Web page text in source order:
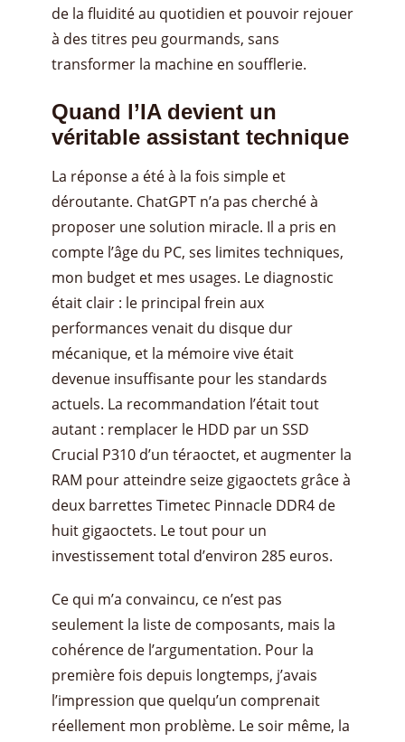
de la fluidité au quotidien et pouvoir rejouer
à des titres peu gourmands, sans
transformer la machine en soufflerie.
Quand l’IA devient un
véritable assistant technique
La réponse a été à la fois simple et
déroutante. ChatGPT n’a pas cherché à
proposer une solution miracle. Il a pris en
compte l’âge du PC, ses limites techniques,
mon budget et mes usages. Le diagnostic
était clair : le principal frein aux
performances venait du disque dur
mécanique, et la mémoire vive était
devenue insuffisante pour les standards
actuels. La recommandation l’était tout
autant : remplacer le HDD par un SSD
Crucial P310 d’un téraoctet, et augmenter la
RAM pour atteindre seize gigaoctets grâce à
deux barrettes Timetec Pinnacle DDR4 de
huit gigaoctets. Le tout pour un
investissement total d’environ 285 euros.
Ce qui m’a convaincu, ce n’est pas
seulement la liste de composants, mais la
cohérence de l’argumentation. Pour la
première fois depuis longtemps, j’avais
l’impression que quelqu’un comprenait
réellement mon problème. Le soir même, la